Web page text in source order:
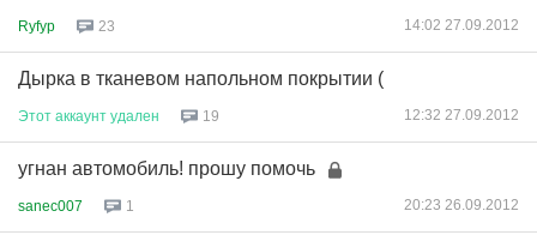
Ryfyp 23 14:02 27.09.2012
Дырка в тканевом напольном покрытии (
Этот аккаунт удален 19 12:32 27.09.2012
угнан автомобиль! прошу помочь
sanec007 1 20:23 26.09.2012